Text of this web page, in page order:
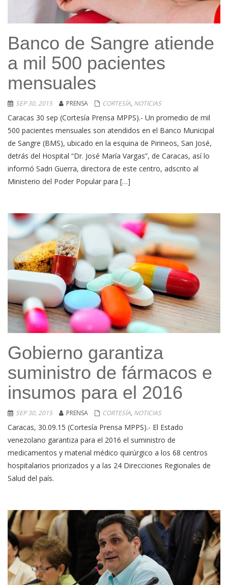
Banco de Sangre atiende
a mil 500 pacientes
mensuales
SEP 30, 2015 PRENSA CORTESÍA, NOTICIAS
Caracas 30 sep (Cortesía Prensa MPPS).- Un promedio de mil
500 pacientes mensuales son atendidos en el Banco Municipal
de Sangre (BMS), ubicado en la esquina de Pirineos, San José,
detrás del Hospital “Dr. José María Vargas”, de Caracas, así lo
informó Sadri Guerra, directora de este centro, adscrito al
Ministerio del Poder Popular para […]
Gobierno garantiza
suministro de fármacos e
insumos para el 2016
SEP 30, 2015 PRENSA CORTESÍA, NOTICIAS
Caracas, 30.09.15 (Cortesía Prensa MPPS).- El Estado
venezolano garantiza para el 2016 el suministro de
medicamentos y material médico quirúrgico a los 68 centros
hospitalarios priorizados y a las 24 Direcciones Regionales de
Salud del país.